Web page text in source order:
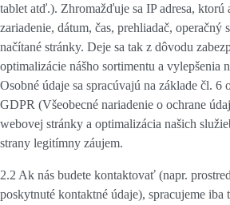
tablet atď.). Zhromažďuje sa IP adresa, ktorú
zariadenie, dátum, čas, prehliadač, operačný
načítané stránky. Deje sa tak z dôvodu
optimalizácie nášho sortimentu a vylepšenia
Osobné údaje sa spracúvajú na základe čl. 6
GDPR (Všeobecné nariadenie o ochrane
webovej stránky a optimalizácia našich
strany legitímny záujem.
2.2 Ak nás budete kontaktovať (napr.
poskytnuté kontaktné údaje), spracujeme iba